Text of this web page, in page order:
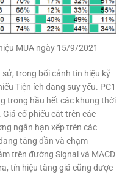
MUA ngày 15/9/2021
trong bối cảnh tín hiệu kỹ
Tiện ích đang suy yếu. PC1
trong hầu hết các khung thời
cổ phiếu cắt trên các
ngắn hạn xếp trên các
tăng dần và chạm
trên đường Signal và MACD
tín hiệu tăng giá cũng được